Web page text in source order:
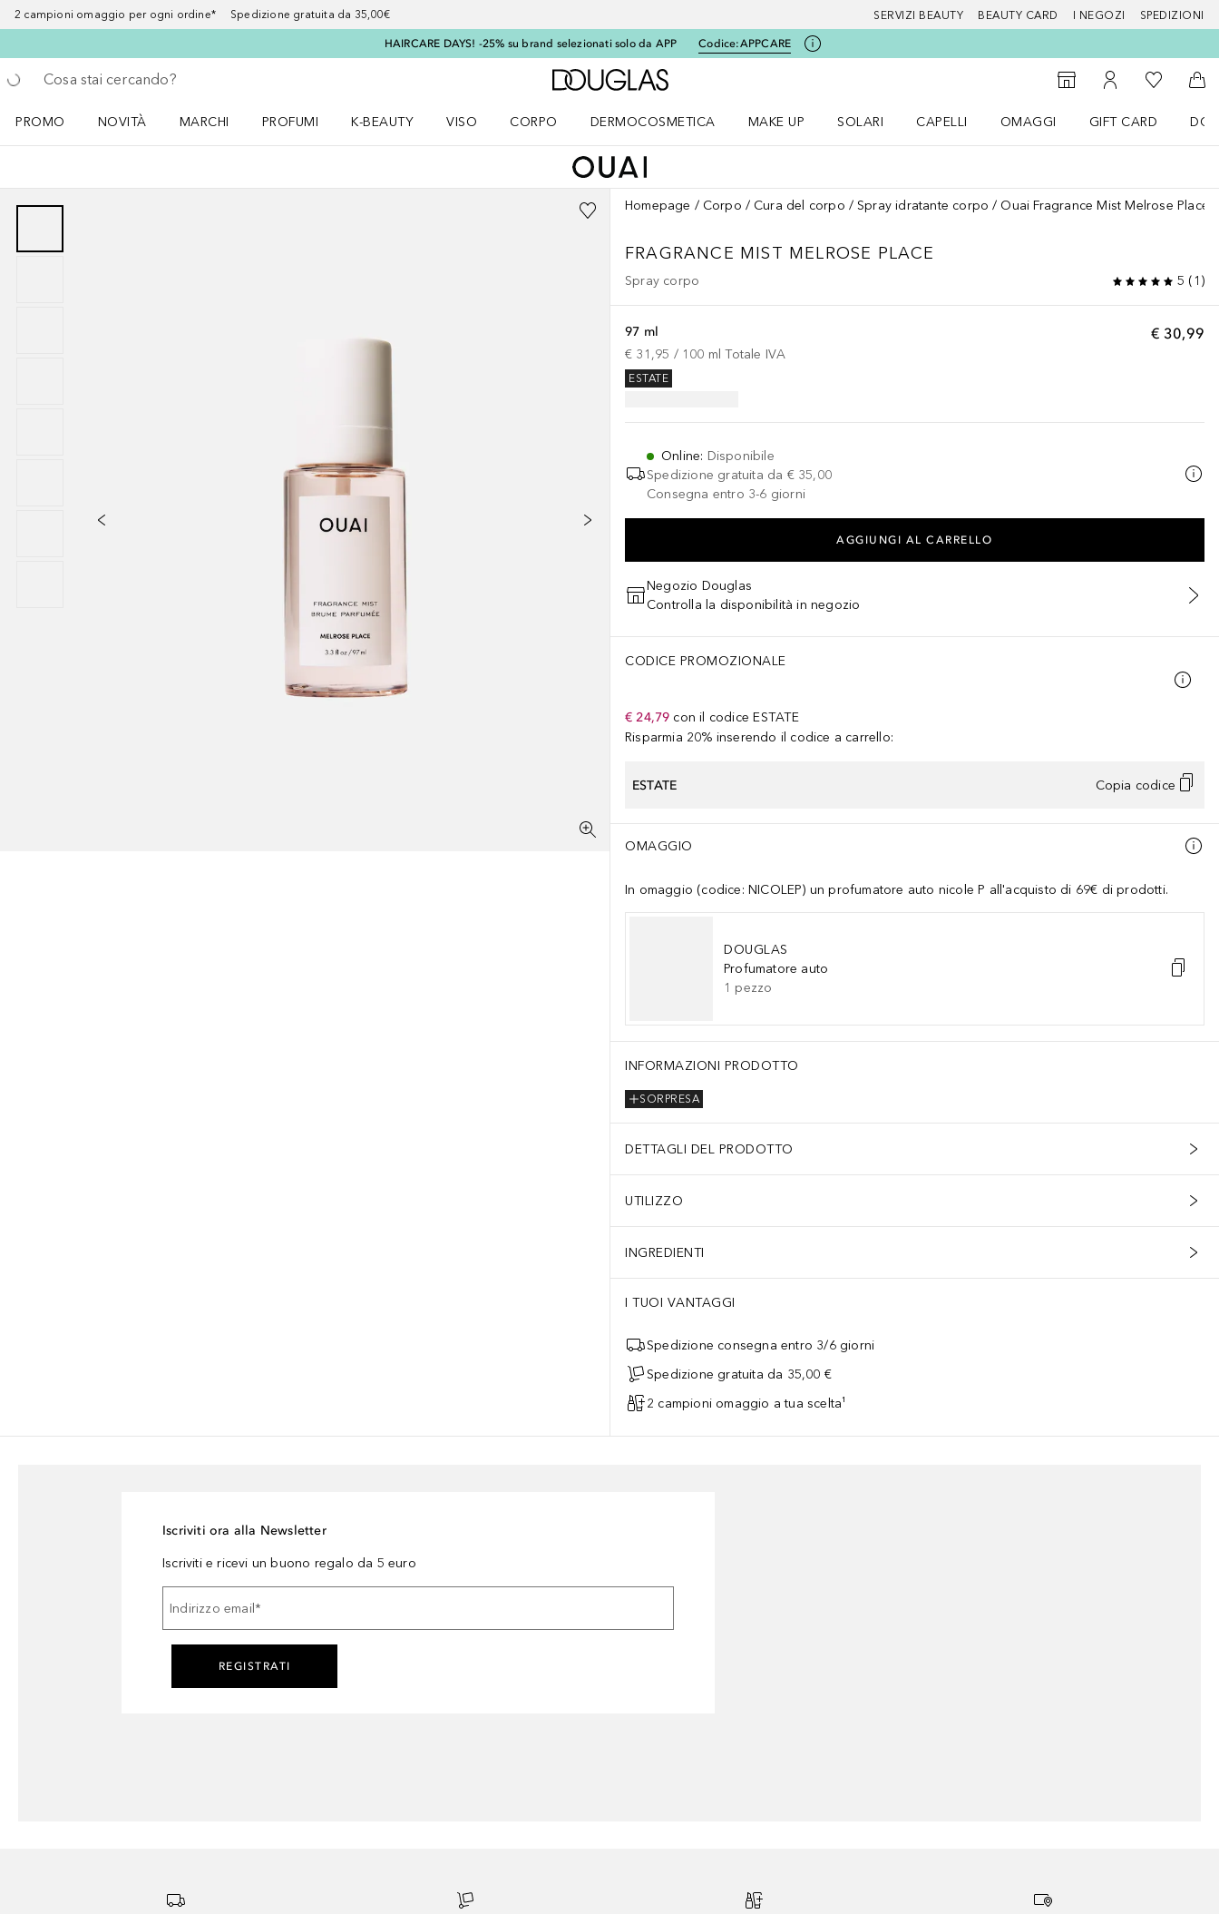
2 campioni omaggio per ogni ordine* Spedizione gratuita da 35,00€ SERVIZI BEAUTY BEAUTY CARD I NEGOZI SPEDIZIONI
HAIRCARE DAYS! -25% su brand selezionati solo da APP Codice:APPCARE
Torna indietro
Esegui ricerca
A Douglas Home
StorefinderAl Mio Account
Alla Mia
Al
PROMO
NOVITÀ
MARCHI
PROFUMI
K-BEAUTY
VISO
CORPO
DERMOCOSMETICA
MAKE UP
SOLARI
CAPELLI
OMAGGI
GIFT CARD
Homepage Corpo Cura del corpo Spray idratante corpo Ouai Fragrance Mist Melrose Place
FRAGRANCE MIST MELROSE PLACE
Spray corpo 5 ( 1 )
€ 30,99
97 ml
€ 31,95 / 100 ml Totale IVA
ESTATE
Online: Disponibile
Spedizione gratuita da € 35,00
Consegna entro 3-6 giorni
AGGIUNGI AL CARRELLO
Negozio Douglas
Controlla la disponibilità in negozio
CODICE PROMOZIONALE
€ 24,79 con il codice ESTATE
Risparmia 20% inserendo il codice a carrello:
ESTATE Copia codice
OMAGGIO
In omaggio (codice: NICOLEP) un profumatore auto nicole P all'acquisto di 69€ di prodotti.
DOUGLAS
Profumatore auto
1 pezzo
INFORMAZIONI PRODOTTO
SORPRESA
DETTAGLI DEL PRODOTTO
UTILIZZO
INGREDIENTI
I TUOI VANTAGGI
Spedizione consegna entro 3/6 giorni
Spedizione gratuita da 35,00 €
2 campioni omaggio a tua scelta¹
Iscriviti ora alla Newsletter
Iscriviti e ricevi un buono regalo da 5 euro
Indirizzo email *
REGISTRATI